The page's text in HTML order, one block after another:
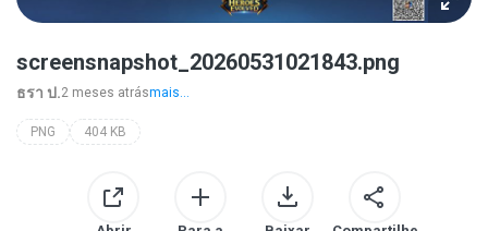
screensnapshot_20260531021843.png
ธรา ป.2 meses atrásmais...
PNG 404 KB